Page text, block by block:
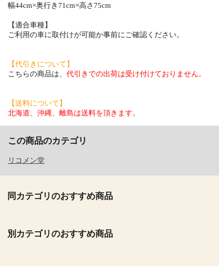
幅44cm×奥行き71cm×高さ75cm
【適合車種】
ご利用の車に取付けが可能か事前にご確認ください。
【代引きについて】
こちらの商品は、 代引きでの出荷は受け付けておりません。
【送料について】
北海道、沖縄、離島は送料を頂きます。
この商品のカテゴリ
リコメン堂
同カテゴリのおすすめ商品
別カテゴリのおすすめ商品